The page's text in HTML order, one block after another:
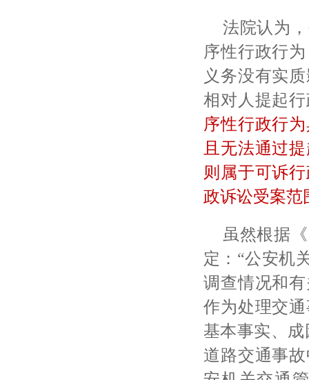
法院认为
序性行政行
义务没有实
相对人提起
序性行政行
且无法通过
则属于可诉
政诉讼受案范
虽然根据
定： “公安机
调查情况和
作为处理交
基本事实、
道路交通事